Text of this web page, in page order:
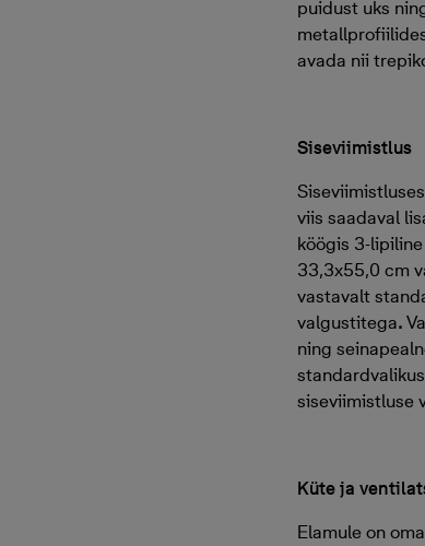
puidust uks
avada nii
Siseviimistlus
viis saadaval
köögis 3-
33,3x55,0 cm
vastavalt
valgustitega.
ning
siseviimistluse
Küte ja
Elamule on